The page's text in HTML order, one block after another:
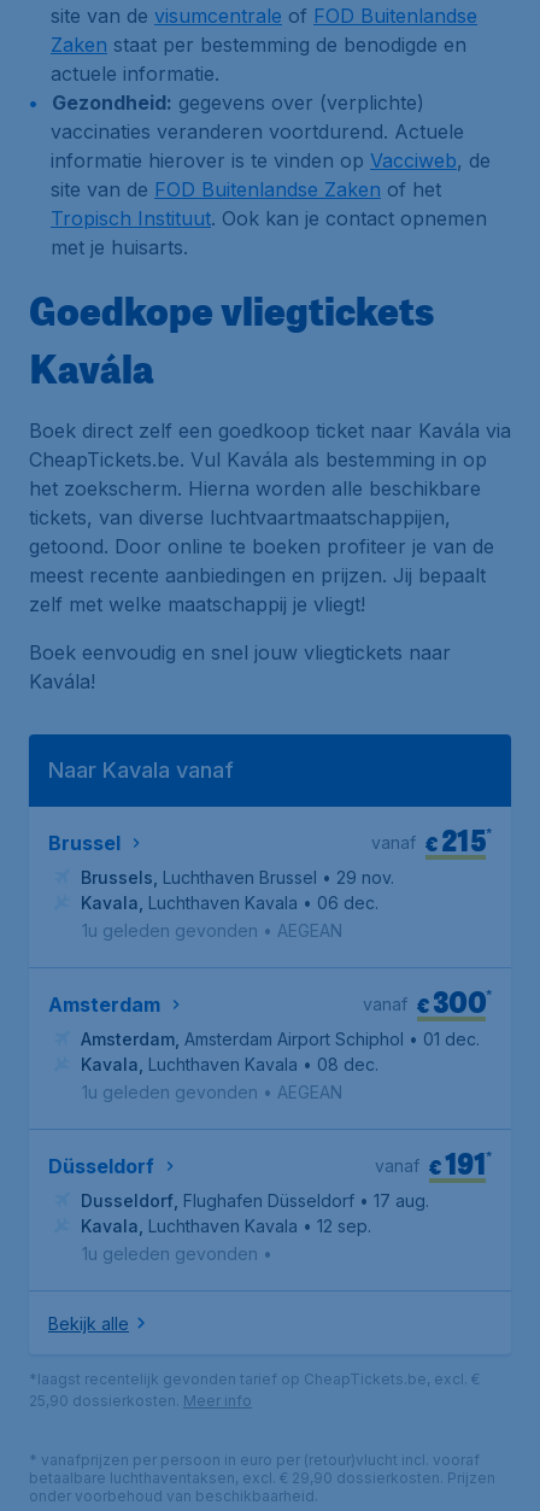
site van de visumcentrale of FOD Buitenlandse
Zaken staat per bestemming de benodigde en
actuele informatie.
Gezondheid: gegevens over (verplichte)
vaccinaties veranderen voortdurend. Actuele
informatie hierover is te vinden op Vacciweb, de
site van de FOD Buitenlandse Zaken of het
Tropisch Instituut. Ook kan je contact opnemen
met je huisarts.
Goedkope vliegtickets
Kavála
Boek direct zelf een goedkoop ticket naar Kavála via
CheapTickets.be. Vul Kavála als bestemming in op
het zoekscherm. Hierna worden alle beschikbare
tickets, van diverse luchtvaartmaatschappijen,
getoond. Door online te boeken profiteer je van de
meest recente aanbiedingen en prijzen. Jij bepaalt
zelf met welke maatschappij je vliegt!
Boek eenvoudig en snel jouw vliegtickets naar
Kavála!
Naar Kavala vanaf
Brussel €215*
vanaf
Brussels Luchthaven Brussel • 29 nov.
Kavala Luchthaven Kavala • 06 dec.
1u geleden gevonden • AEGEAN
Amsterdam €300*
vanaf
Amsterdam Amsterdam Airport Schiphol • 01 dec.
Kavala Luchthaven Kavala • 08 dec.
1u geleden gevonden • AEGEAN
Düsseldorf €191*
vanaf
Dusseldorf Flughafen Düsseldorf • 17 aug.
Kavala Luchthaven Kavala • 12 sep.
1u geleden gevonden •
Bekijk alle
*laagst recentelijk gevonden tarief op CheapTickets.be, excl. €
25,90 dossierkosten. Meer info
* vanafprijzen per persoon in euro per (retour)vlucht incl. vooraf
betaalbare luchthaventaksen, excl. € 29,90 dossierkosten. Prijzen
onder voorbehoud van beschikbaarheid.